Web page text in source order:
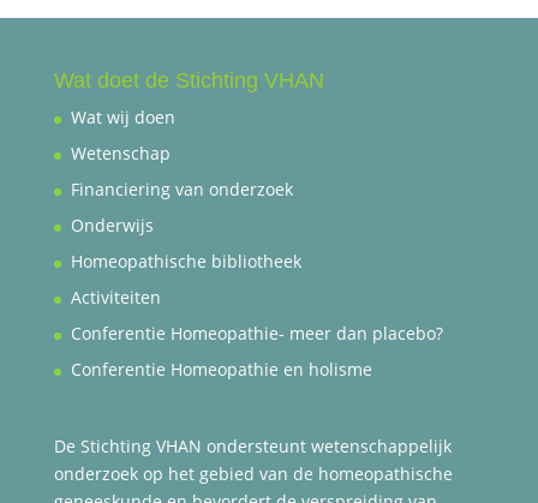
Wat doet de Stichting VHAN
Wat wij doen
Wetenschap
Financiering van onderzoek
Onderwijs
Homeopathische bibliotheek
Activiteiten
Conferentie Homeopathie- meer dan placebo?
Conferentie Homeopathie en holisme
De Stichting VHAN ondersteunt wetenschappelijk
onderzoek op het gebied van de homeopathische